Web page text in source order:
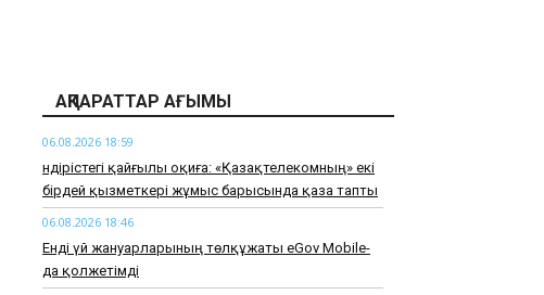
АҚПАРАТТАР АҒЫМЫ
06.08.2026 18:59
Өндірістегі қайғылы оқиға: «Қазақтелекомның» екі
бірдей қызметкері жұмыс барысында қаза тапты
06.08.2026 18:46
Енді үй жануарларының төлқұжаты eGov Mobile-
да қолжетімді